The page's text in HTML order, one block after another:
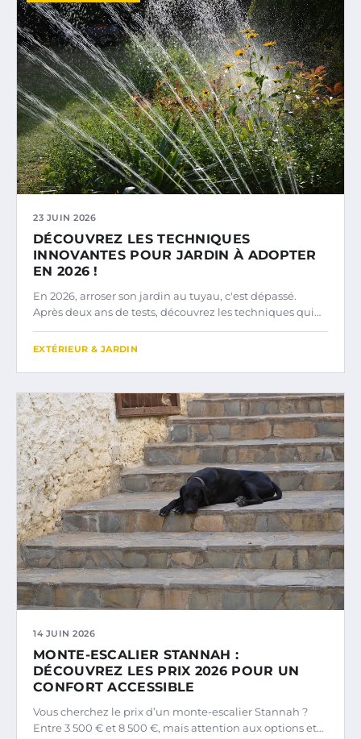
23 JUIN 2026
DÉCOUVREZ LES TECHNIQUES
INNOVANTES POUR JARDIN À ADOPTER
EN 2026 !
En 2026, arroser son jardin au tuyau, c'est dépassé.
Après deux ans de tests, découvrez les techniques qui…
EXTÉRIEUR & JARDIN
14 JUIN 2026
MONTE-ESCALIER STANNAH :
DÉCOUVREZ LES PRIX 2026 POUR UN
CONFORT ACCESSIBLE
Vous cherchez le prix d’un monte-escalier Stannah ?
Entre 3 500 € et 8 500 €, mais attention aux options et…